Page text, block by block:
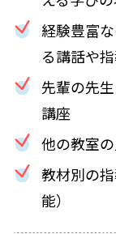
経験豊富
る講話や
先輩の先
講座
他の教室
教材別の
能）